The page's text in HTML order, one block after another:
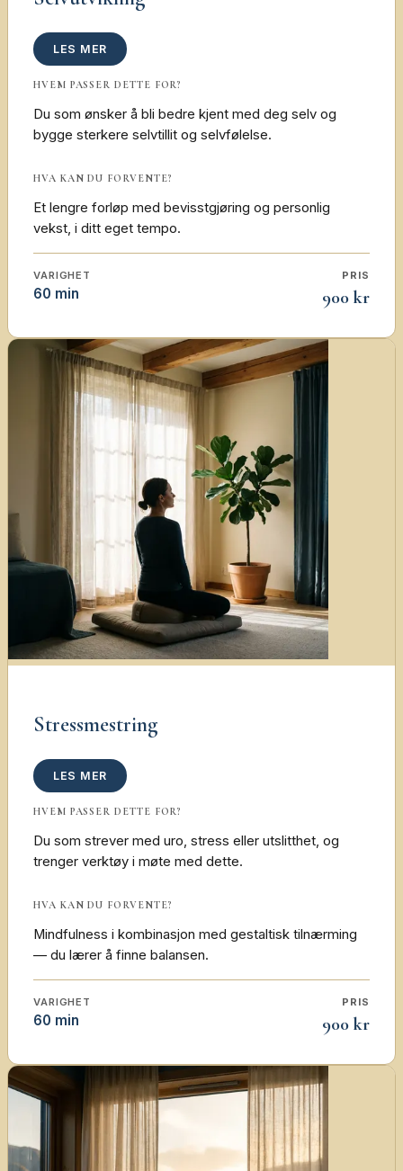
LES MER
HVEM PASSER DETTE FOR?
Du som ønsker å bli bedre kjent med deg selv og
bygge sterkere selvtillit og selvfølelse.
HVA KAN DU FORVENTE?
Et lengre forløp med bevisstgjøring og personlig
vekst, i ditt eget tempo.
VARIGHET
60 min
PRIS
900 kr
Stressmestring
LES MER
HVEM PASSER DETTE FOR?
Du som strever med uro, stress eller utslitthet, og
trenger verktøy i møte med dette.
HVA KAN DU FORVENTE?
Mindfulness i kombinasjon med gestaltisk tilnærming
— du lærer å finne balansen.
VARIGHET
60 min
PRIS
900 kr